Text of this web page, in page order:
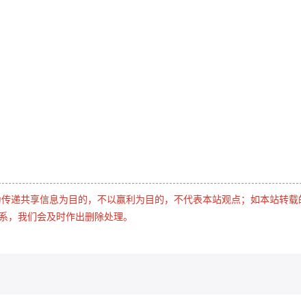
递共享信息为目的，不以赢利为目的，不代表本站观点；如本站转载
我们会及时作出删除处理。